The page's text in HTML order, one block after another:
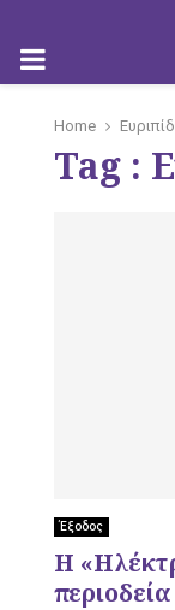
M
Home
Tag :
Έξοδος
Η